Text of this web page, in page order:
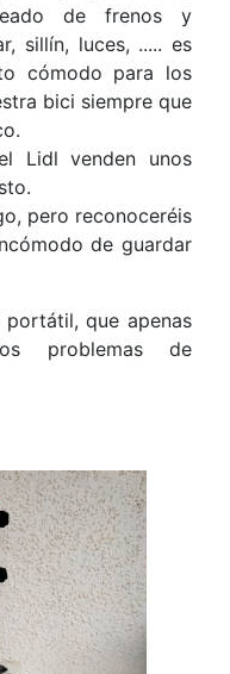
de frenos y
sillín, luces, ..... es
cómodo para los
bici siempre que
Lidl venden unos
pero reconoceréis
de guardar
que apenas
problemas de